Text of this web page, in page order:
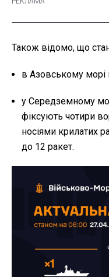
Також відомо, що
в Азовському морі
у Середземному
фіксують чотири
носіями крилатих
до 12 ракет.